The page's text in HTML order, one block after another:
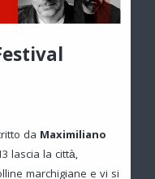
da Maximiliano
lascia la città,
marchigiane e vi si